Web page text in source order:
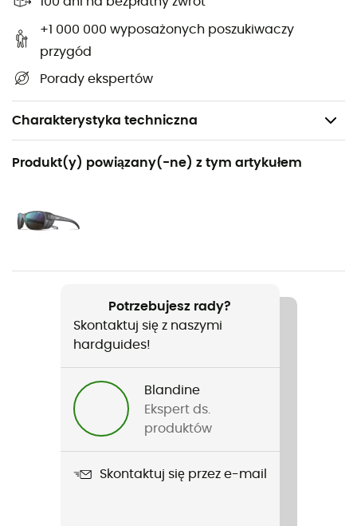
+1 000 000 wyposażonych poszukiwaczy
przygód
Porady ekspertów
Charakterystyka techniczna
Polecane dla
Turystyka piesza / Wspinaczka lodowa / Narciarstwo
Narty biegowe / Narty freeride
Mężczyźni / Kobiety
Nazwa produktu
Wyposażenie ochronne indywidualne
Produkt(y) powiązany(-ne) z tym artykułem
Potrzebujesz rady?
Skontaktuj się z naszymi
hardguides!
Blandine
Ekspert ds.
produktów
Skontaktuj się przez e-mail